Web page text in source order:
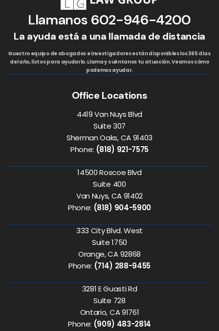
Llamanos 602-946-4200
La ayuda está a una llamada de distancia
Nuestro equipo de abogados e investigadores están disponibles los 365 días
del año, listos para ayudarlo. Llama y cuéntanos tu situación. Veamos cómo
podemos ayudar.
Office Locations
4419 Van Nuys Blvd
Suite 307
Sherman Oaks, CA 91403
Phone: (818) 921-7575
14500 Roscoe Blvd
Suite 400
Van Nuys, CA 91402
Phone: (818) 904-5900
333 City Blvd. West
Suite 1750
Orange, CA 92868
Phone: (714) 288-9455
3281 E Guasti Rd
Suite 728
Ontario, CA 91761
Phone: (909) 483-2814